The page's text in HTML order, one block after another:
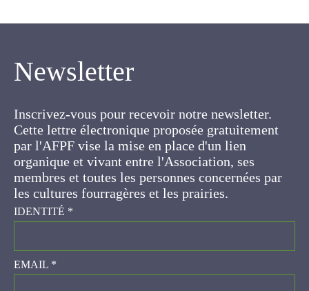
Newsletter
Cette lettre électronique proposée
gratuitement par l'AFPF vise la mise en place
d'un lien organique et vivant entre l'Association,
ses membres et toutes les personnes
concernées par les cultures fourragères et les
prairies.
IDENTITÉ*
EMAIL*